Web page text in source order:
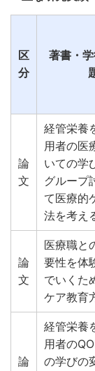
区
分
著書・
論
文
経管栄養
用者の医
いての学
グループ
て医療的
法を考え
論
文
医療職と
要性を体
でいくた
ケア教育
論
経管栄養
用者の
の学びの